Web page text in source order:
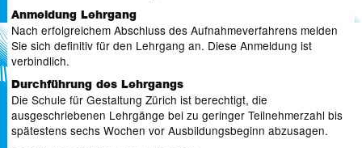
Anmeldung Lehrgang
Nach erfolgreichem Abschluss des Aufnahmeverfahrens melden
Sie sich definitiv für den Lehrgang an. Diese Anmeldung ist
verbindlich.
Durchführung des Lehrgangs
Die Schule für Gestaltung Zürich ist berechtigt, die
ausgeschriebenen Lehrgänge bei zu geringer Teilnehmerzahl bis
spätestens sechs Wochen vor Ausbildungsbeginn abzusagen.